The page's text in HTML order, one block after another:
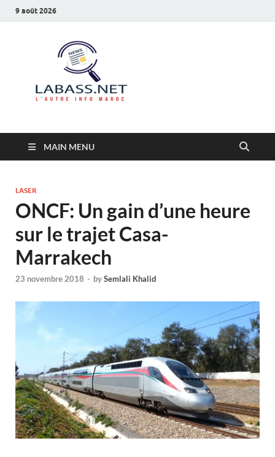
9 août 2026
MAIN MENU
LASER
ONCF: Un gain d’une heure
sur le trajet Casa-
Marrakech
23 novembre 2018 - bySemlali Khalid